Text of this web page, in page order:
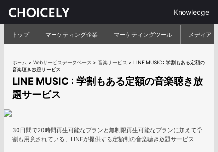
Knowledge
トップ マーケティング企業 マーケティングツール メディア
ホーム >Webサービスデータベース >音楽サービス >LINE MUSIC : 学割もある定額の
音楽聴き放題サービス
LINE MUSIC : 学割もある定額の音楽聴き放
題サービス
30日間で20時間再生可能なプランと無制限再生可能なプランに加えて学
割も用意されている、LINEが提供する定額制の音楽聴き放題サービス